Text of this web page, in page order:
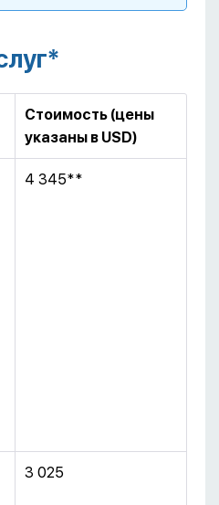
Стоимость (цены
указаны в USD)
4 345**
3 025